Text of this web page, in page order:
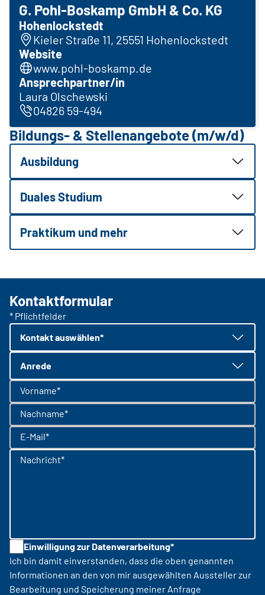
G. Pohl-Boskamp GmbH & Co. KG
Hohenlockstedt
Kieler Straße 11, 25551 Hohenlockstedt
Website
www.pohl-boskamp.de
Ansprechpartner/in
Laura Olschewski
04826 59-494
Bildungs- & Stellenangebote (m/w/d)
Ausbildung
Duales Studium
Praktikum und mehr
Kontaktformular
* Pflichtfelder
Kontakt auswählen*
Anrede
Vorname*
Nachname*
E-Mail*
Nachricht*
Einwilligung zur Datenverarbeitung*
Ich bin damit einverstanden, dass die oben genannten
Informationen an den von mir ausgewählten Aussteller zur
Bearbeitung und Speicherung meiner Anfrage